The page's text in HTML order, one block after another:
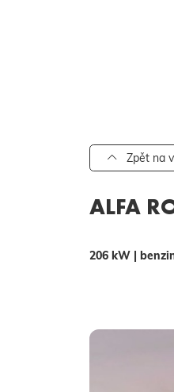
Pro vyhledávání
Zpět na
ALFA
206 kW |